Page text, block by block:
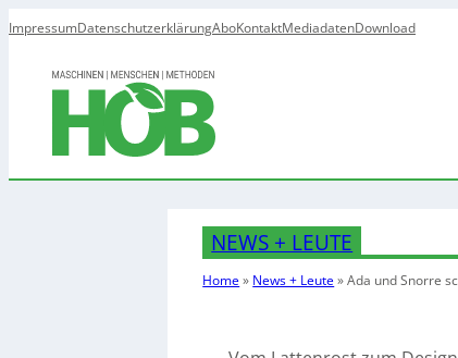
ImpressumDatenschutzerklärungAboKontaktMediadatenDownload
NEWS + LEUTE
Home» News + Leute»Ada und Snorre